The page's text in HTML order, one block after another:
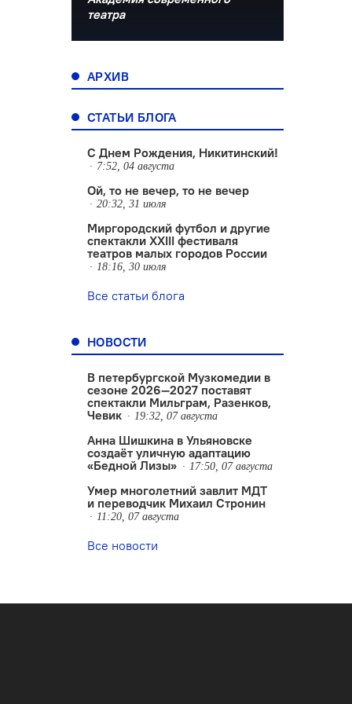
театра
АРХИВ
СТАТЬИ БЛОГА
С Днем Рождения, Никитинский!
7:52, 04 августа
Ой, то не вечер, то не вечер
20:32, 31 июля
Миргородский футбол и другие
спектакли XXIII фестиваля
театров малых городов России
18:16, 30 июля
Все статьи блога
НОВОСТИ
В петербургской Музкомедии в
сезоне 2026—2027 поставят
спектакли Мильграм, Разенков,
Чевик
19:32, 07 августа
Анна Шишкина в Ульяновске
создаëт уличную адаптацию
«Бедной Лизы»
17:50, 07 августа
Умер многолетний завлит МДТ
и переводчик Михаил Стронин
11:20, 07 августа
Все новости